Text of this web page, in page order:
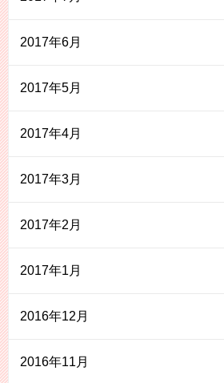
2017年6月
2017年5月
2017年4月
2017年3月
2017年2月
2017年1月
2016年12月
2016年11月